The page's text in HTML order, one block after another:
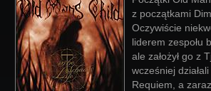
z początkami
Oczywiście
liderem zespołu
ale założył go z
wcześniej
Requiem, a